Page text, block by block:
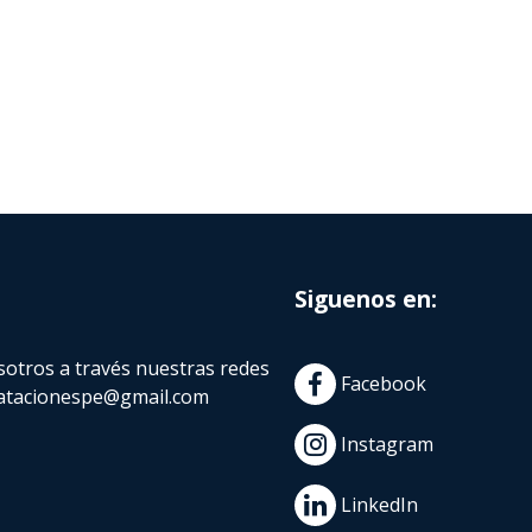
a través nuestras redes
Siguenos en:
Facebook
Instagram
LinkedIn